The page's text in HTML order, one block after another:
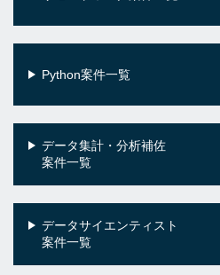
Python案件一覧
データ集計・分析補佐
案件一覧
データサイエンティスト
案件一覧